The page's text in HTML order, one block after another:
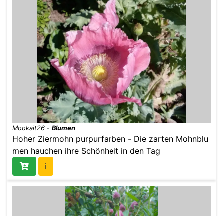
Mookait26 - Blumen
Hoher Ziermohn purpurfarben - Die zarten Mohnblu
men hauchen ihre Schönheit in den Tag
i